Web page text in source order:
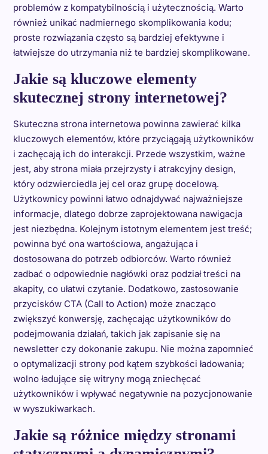
problemów z kompatybilnością i użytecznością. Warto
również unikać nadmiernego skomplikowania kodu;
proste rozwiązania często są bardziej efektywne i
łatwiejsze do utrzymania niż te bardziej skomplikowane.
Jakie są kluczowe elementy
skutecznej strony internetowej?
Skuteczna strona internetowa powinna zawierać kilka
kluczowych elementów, które przyciągają użytkowników
i zachęcają ich do interakcji. Przede wszystkim, ważne
jest, aby strona miała przejrzysty i atrakcyjny design,
który odzwierciedla jej cel oraz grupę docelową.
Użytkownicy powinni łatwo odnajdywać najważniejsze
informacje, dlatego dobrze zaprojektowana nawigacja
jest niezbędna. Kolejnym istotnym elementem jest treść;
powinna być ona wartościowa, angażująca i
dostosowana do potrzeb odbiorców. Warto również
zadbać o odpowiednie nagłówki oraz podział treści na
akapity, co ułatwi czytanie. Dodatkowo, zastosowanie
przycisków CTA (Call to Action) może znacząco
zwiększyć konwersję, zachęcając użytkowników do
podejmowania działań, takich jak zapisanie się na
newsletter czy dokonanie zakupu. Nie można zapomnieć
o optymalizacji strony pod kątem szybkości ładowania;
wolno ładujące się witryny mogą zniechęcać
użytkowników i wpływać negatywnie na pozycjonowanie
w wyszukiwarkach.
Jakie są różnice między stronami